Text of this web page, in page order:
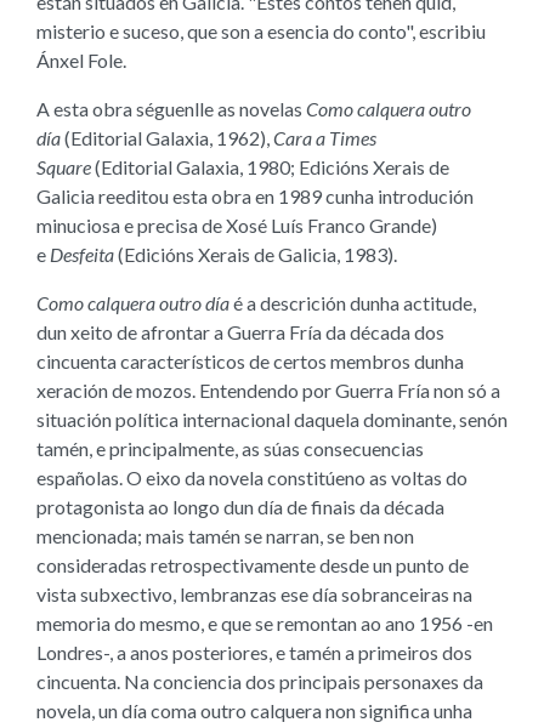
misterio e suceso, que son a esencia do conto", escribiu
Ánxel Fole.
A esta obra séguenlle as novelas Como calquera outro
día(Editorial Galaxia, 1962),Cara a Times
Square(Editorial Galaxia, 1980; Edicións Xerais de
Galicia reeditou esta obra en 1989 cunha introdución
minuciosa e precisa de Xosé Luís Franco Grande)
e Desfeita(Edicións Xerais de Galicia, 1983).
Como calquera outro díaé a descrición dunha actitude,
dun xeito de afrontar a Guerra Fría da década dos
cincuenta característicos de certos membros dunha
xeración de mozos. Entendendo por Guerra Fría non só a
situación política internacional daquela dominante, senón
tamén, e principalmente, as súas consecuencias
españolas. O eixo da novela constitúeno as voltas do
protagonista ao longo dun día de finais da década
mencionada; mais tamén se narran, se ben non
consideradas retrospectivamente desde un punto de
vista subxectivo, lembranzas ese día sobranceiras na
memoria do mesmo, e que se remontan ao ano 1956 -en
Londres-, a anos posteriores, e tamén a primeiros dos
cincuenta. Na conciencia dos principais personaxes da
novela, un día coma outro calquera non significa unha